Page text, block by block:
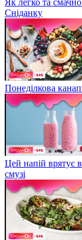
Сніданку
Понеділкова
Цей напій врятує
смузі